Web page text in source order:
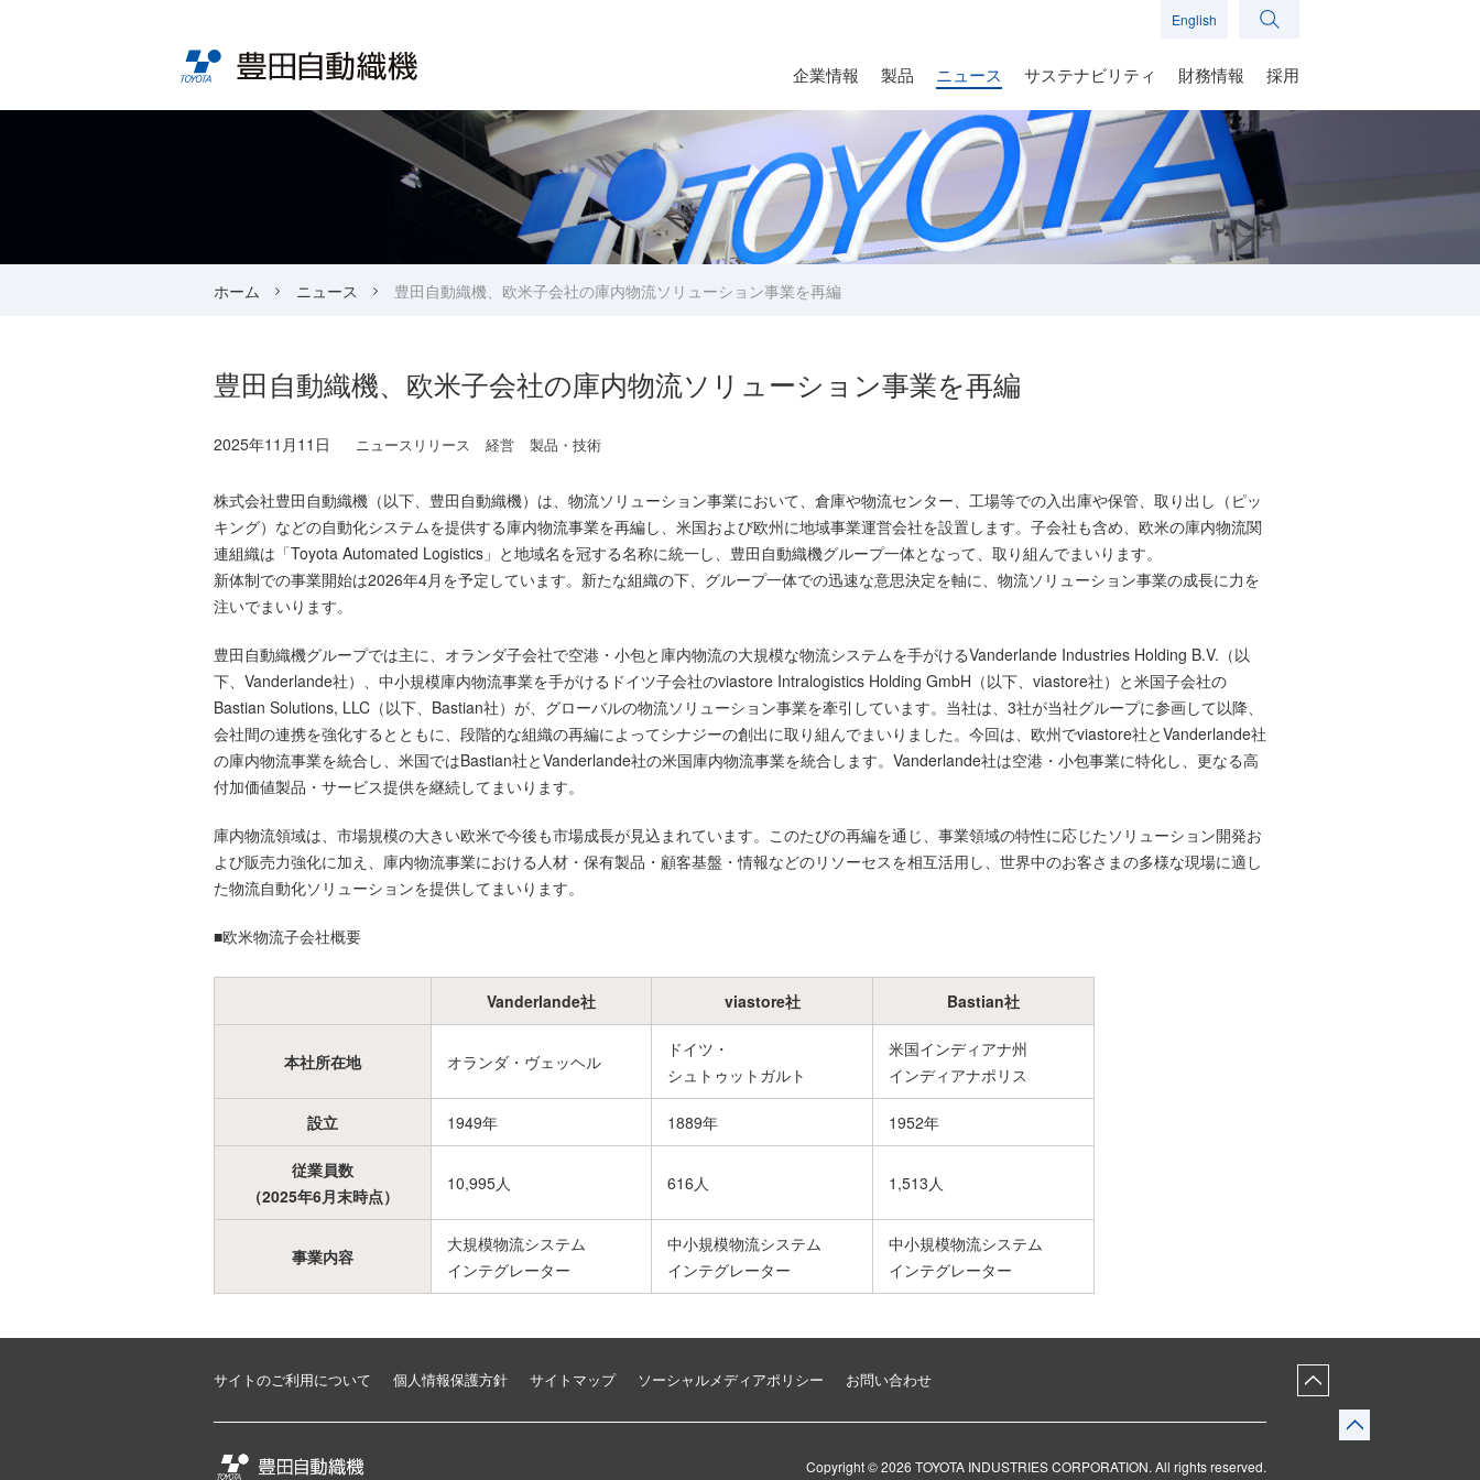
English
企業情報 製品 ニュース サステナビリティ 財務情報 採用
ホーム ニュース 豊田自動織機、欧米子会社の庫内物流ソリューション事業を再編
豊田自動織機、欧米子会社の庫内物流ソリューション事業を再編
2025年11月11日 ニュースリリース 経営 製品・技術
株式会社豊田自動織機（以下、豊田自動織機）は、物流ソリューション事業において、倉庫や物流センター、工場等での入出庫や保管、取り出し（ピッ
キング）などの自動化システムを提供する庫内物流事業を再編し、米国および欧州に地域事業運営会社を設置します。子会社も含め、欧米の庫内物流関
連組織は「Toyota Automated Logistics」と地域名を冠する名称に統一し、豊田自動織機グループ一体となって、取り組んでまいります。
新体制での事業開始は2026年4月を予定しています。新たな組織の下、グループ一体での迅速な意思決定を軸に、物流ソリューション事業の成長に力を
注いでまいります。
豊田自動織機グループでは主に、オランダ子会社で空港・小包と庫内物流の大規模な物流システムを手がけるVanderlande Industries Holding B.V.（以
下、Vanderlande社）、中小規模庫内物流事業を手がけるドイツ子会社のviastore Intralogistics Holding GmbH（以下、viastore社）と米国子会社の
Bastian Solutions, LLC（以下、Bastian社）が、グローバルの物流ソリューション事業を牽引しています。当社は、3社が当社グループに参画して以降、
会社間の連携を強化するとともに、段階的な組織の再編によってシナジーの創出に取り組んでまいりました。今回は、欧州でviastore社とVanderlande社
の庫内物流事業を統合し、米国ではBastian社とVanderlande社の米国庫内物流事業を統合します。Vanderlande社は空港・小包事業に特化し、更なる高
付加価値製品・サービス提供を継続してまいります。
庫内物流領域は、市場規模の大きい欧米で今後も市場成長が見込まれています。このたびの再編を通じ、事業領域の特性に応じたソリューション開発お
よび販売力強化に加え、庫内物流事業における人材・保有製品・顧客基盤・情報などのリソーセスを相互活用し、世界中のお客さまの多様な現場に適し
た物流自動化ソリューションを提供してまいります。
■欧米物流子会社概要
Vanderlande社 viastore社 Bastian社
本社所在地 オランダ・ヴェッヘル
ドイツ・
シュトゥットガルト
米国インディアナ州
インディアナポリス
設立 1949年 1889年 1952年
従業員数
（2025年6月末時点）
10,995人 616人 1,513人
事業内容
大規模物流システム
インテグレーター
中小規模物流システム
インテグレーター
中小規模物流システム
インテグレーター
サイトのご利用について 個人情報保護方針 サイトマップ ソーシャルメディアポリシー お問い合わせ
Copyright ©2026 TOYOTA INDUSTRIES CORPORATION. All rights reserved.